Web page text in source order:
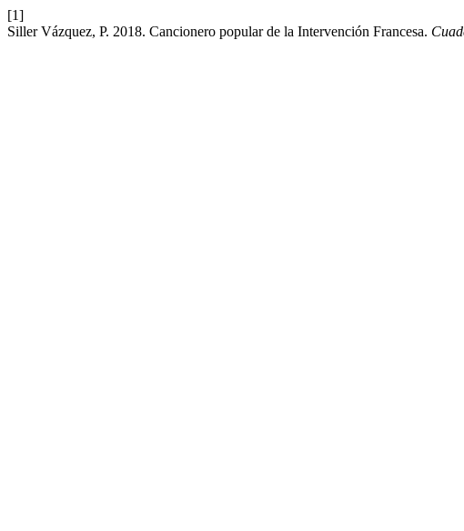
[1]
Siller Vázquez, P. 2018. Cancionero popular de la Intervención Francesa.